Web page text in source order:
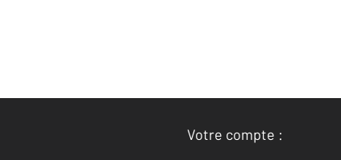
Votre compte :